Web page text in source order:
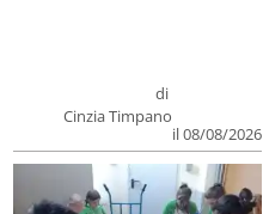
di
Cinzia Timpano
il 08/08/2026